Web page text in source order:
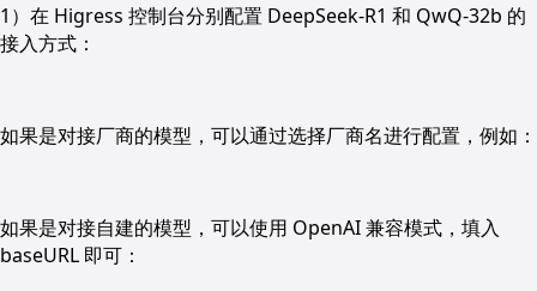
1）在 Higress 控制台分别配置 DeepSeek-R1 和 QwQ-32b 的
接入方式：
如果是对接厂商的模型，可以通过选择厂商名进行配置，例如：
如果是对接自建的模型，可以使用 OpenAI 兼容模式，填入
baseURL 即可：